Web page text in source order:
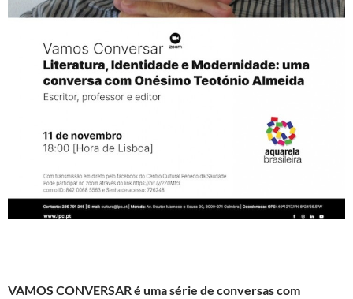
VAMOS CONVERSAR é uma série de conversas com